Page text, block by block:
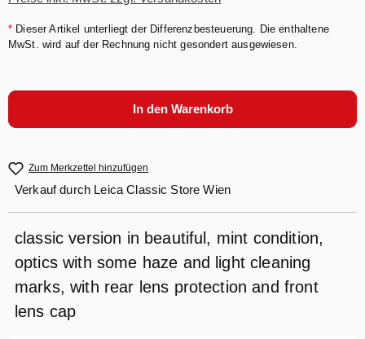
* Dieser Artikel unterliegt der Differenzbesteuerung. Die enthaltene
MwSt. wird auf der Rechnung nicht gesondert ausgewiesen.
In den Warenkorb
Zum Merkzettel hinzufügen
Verkauf durch Leica Classic Store Wien
classic version in beautiful, mint condition,
optics with some haze and light cleaning
marks, with rear lens protection and front
lens cap